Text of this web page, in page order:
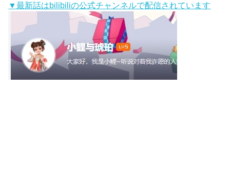
▼最新話はbilibiliの公式チャンネルで配信されています